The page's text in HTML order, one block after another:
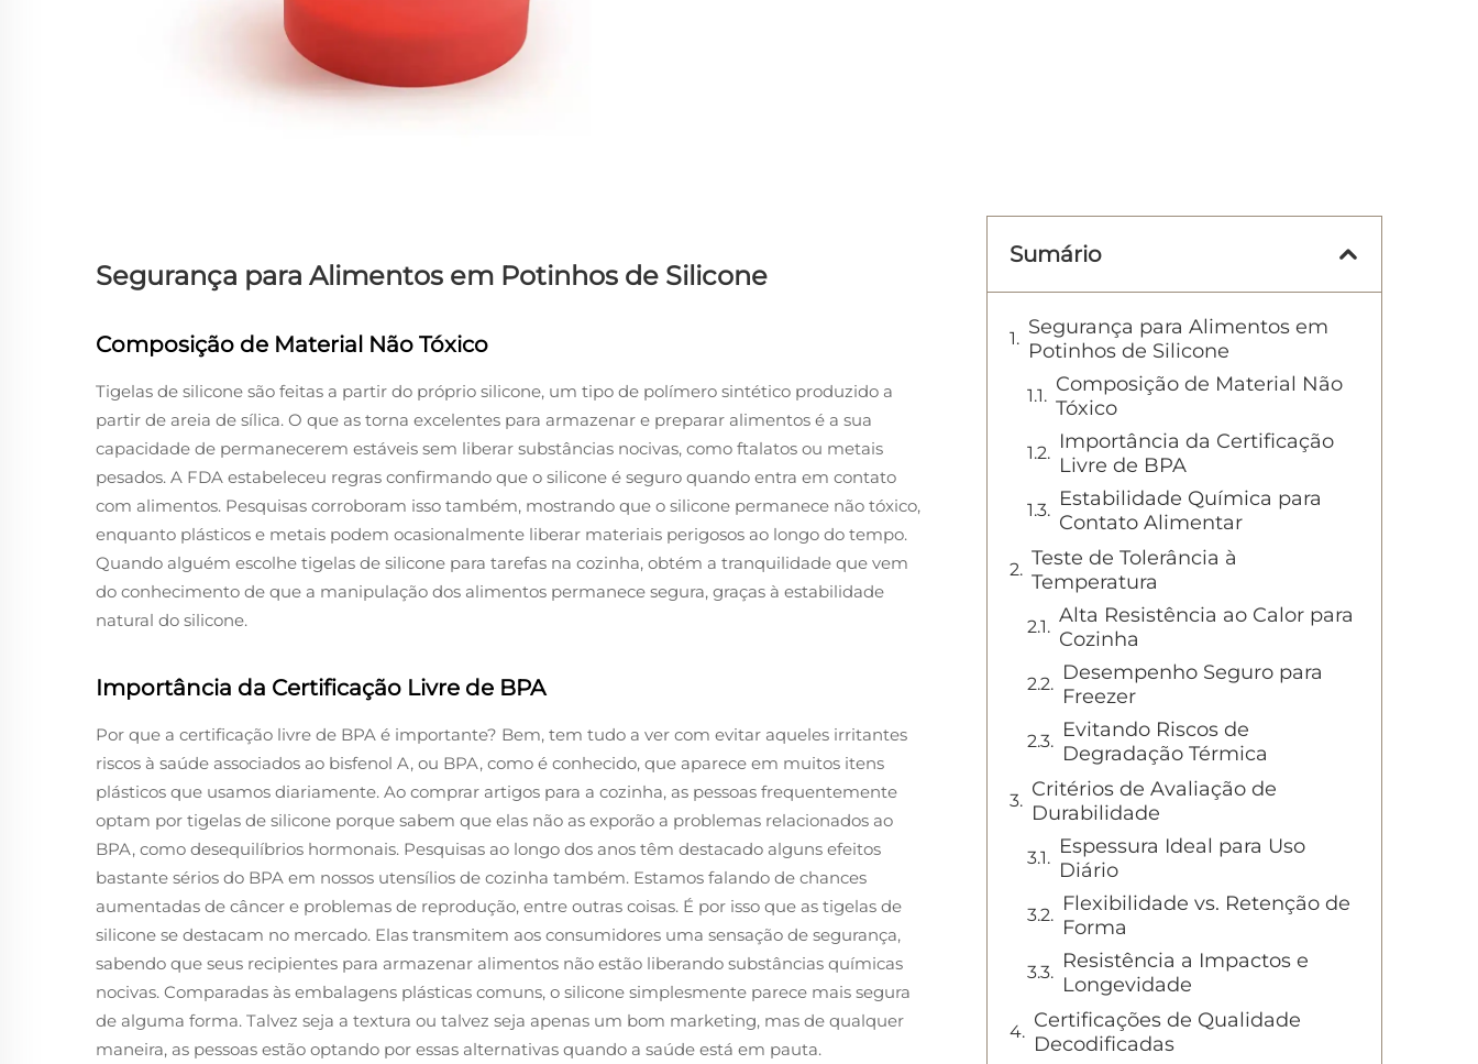
Segurança para Alimentos em Potinhos de Silicone
Composição de Material Não Tóxico
Tigelas de silicone são feitas a partir do próprio silicone, um tipo de polímero sintético produzido a
partir de areia de sílica. O que as torna excelentes para armazenar e preparar alimentos é a sua
capacidade de permanecerem estáveis sem liberar substâncias nocivas, como ftalatos ou metais
pesados. A FDA estabeleceu regras confirmando que o silicone é seguro quando entra em contato
com alimentos. Pesquisas corroboram isso também, mostrando que o silicone permanece não tóxico,
enquanto plásticos e metais podem ocasionalmente liberar materiais perigosos ao longo do tempo.
Quando alguém escolhe tigelas de silicone para tarefas na cozinha, obtém a tranquilidade que vem
do conhecimento de que a manipulação dos alimentos permanece segura, graças à estabilidade
natural do silicone.
Importância da Certificação Livre de BPA
Por que a certificação livre de BPA é importante? Bem, tem tudo a ver com evitar aqueles irritantes
riscos à saúde associados ao bisfenol A, ou BPA, como é conhecido, que aparece em muitos itens
plásticos que usamos diariamente. Ao comprar artigos para a cozinha, as pessoas frequentemente
optam por tigelas de silicone porque sabem que elas não as exporão a problemas relacionados ao
BPA, como desequilíbrios hormonais. Pesquisas ao longo dos anos têm destacado alguns efeitos
bastante sérios do BPA em nossos utensílios de cozinha também. Estamos falando de chances
aumentadas de câncer e problemas de reprodução, entre outras coisas. É por isso que as tigelas de
silicone se destacam no mercado. Elas transmitem aos consumidores uma sensação de segurança,
sabendo que seus recipientes para armazenar alimentos não estão liberando substâncias químicas
nocivas. Comparadas às embalagens plásticas comuns, o silicone simplesmente parece mais segura
de alguma forma. Talvez seja a textura ou talvez seja apenas um bom marketing, mas de qualquer
maneira, as pessoas estão optando por essas alternativas quando a saúde está em pauta.
Sumário
Segurança para Alimentos em
Potinhos de Silicone
Composição de Material Não
Tóxico
Importância da Certificação
Livre de BPA
Estabilidade Química para
Contato Alimentar
Teste de Tolerância à
Temperatura
Alta Resistência ao Calor para
Cozinha
Desempenho Seguro para
Freezer
Evitando Riscos de
Degradação Térmica
Critérios de Avaliação de
Durabilidade
Espessura Ideal para Uso
Diário
Flexibilidade vs. Retenção de
Forma
Resistência a Impactos e
Longevidade
Certificações de Qualidade
Decodificadas